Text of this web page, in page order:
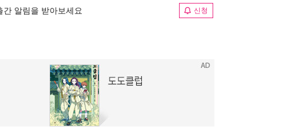
알림을 받아보세요 신청